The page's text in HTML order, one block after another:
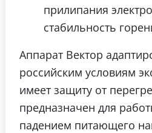
прилипания
стабильность
Аппарат Вектор
российским условиям
имеет защиту от
предназначен для
падением питающего